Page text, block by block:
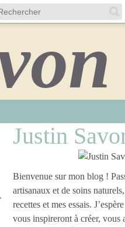
Justin
Bienvenue sur mon blog !
artisanaux et de soins
recettes et mes essais.
vous inspireront à créer, vous